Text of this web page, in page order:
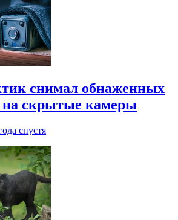
снимал обнаженных
на скрытые камеры
спустя